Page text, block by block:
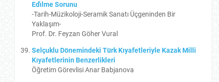
Edı̇lme Sorunu
-Tarih-Müzikoloji-Seramik Sanatı Üçgeninden Bir
Yaklaşım-
Prof. Dr. Feyzan Göher Vural
Selçuklu Dönemindeki Türk Kıyafetleriyle Kazak Milli
Kıyafetlerinin Benzerlikleri
Öğretim Görevlisi Anar Babjanova